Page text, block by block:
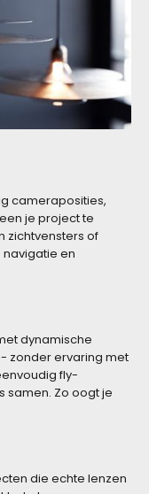
cameraposities,
je project te
zichtvensters of
en
dynamische
zonder ervaring met
fly-
samen. Zo oogt je
die echte lenzen